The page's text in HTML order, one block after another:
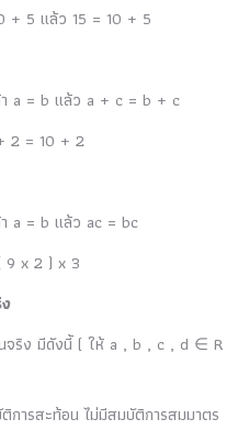
+ 5 แล้ว 15 = 10 + 5
a = b แล้ว a + c = b + c
2 = 10 + 2
a = b แล้ว ac = bc
9 x 2 ) x 3
นจริง มีดังนี้ ( ให้ a , b , c , d ∈ R
การสะท้อน ไม่มีสมบัติการสมมาตร